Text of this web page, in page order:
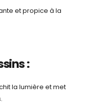
et propice à la
:
la lumière et met